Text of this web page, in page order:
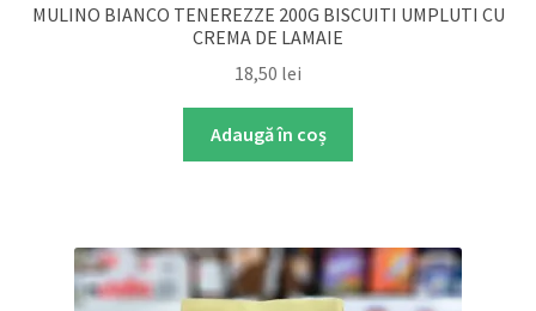
MULINO BIANCO TENEREZZE 200G BISCUITI UMPLUTI CU
CREMA DE LAMAIE
18,50 lei
Adaugă în coș